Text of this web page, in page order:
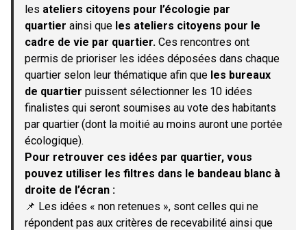
les ateliers citoyens pour l’écologie par
quartier ainsi que les ateliers citoyens pour le
cadre de vie par quartier. Ces rencontres ont
permis de prioriser les idées déposées dans chaque
quartier selon leur thématique afin que les bureaux
de quartier puissent sélectionner les 10 idées
finalistes qui seront soumises au vote des habitants
par quartier (dont la moitié au moins auront une portée
écologique).
Pour retrouver ces idées par quartier, vous
pouvez utiliser les filtres dans le bandeau blanc à
droite de l’écran :
📌 Les idées « non retenues », sont celles qui ne
répondent pas aux critères de recevabilité ainsi que